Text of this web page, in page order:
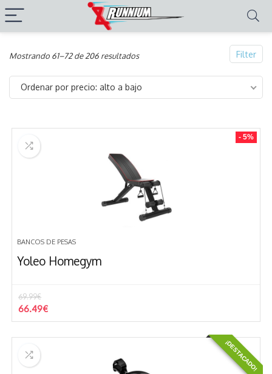
Filter
Mostrando 61–72 de 206 resultadosOrdenado
precio:
Ordenar por precio: alto a bajo
- 5%
BANCOS DE PESAS
Yoleo Homegym
69.99€
El
precio
69.99€.
66.49€El
precio
¡DESTACADO!